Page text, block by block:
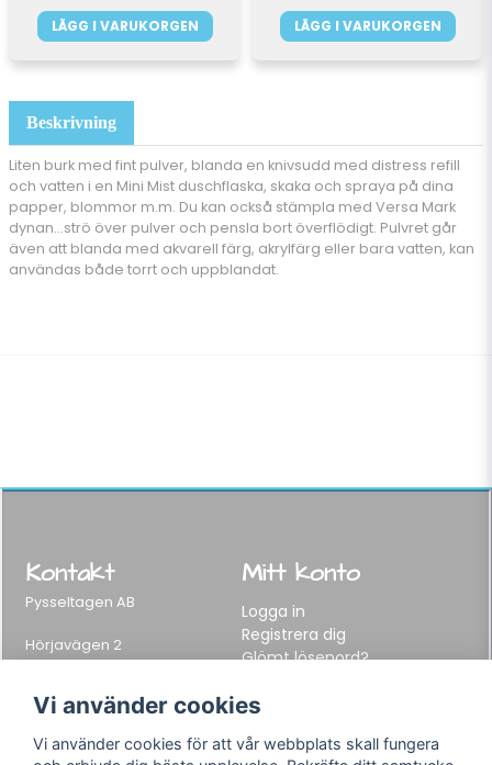
Beskrivning
Liten burk med fint pulver, blanda en knivsudd med distress refill
och vatten i en Mini Mist duschflaska, skaka och spraya på dina
papper, blommor m.m. Du kan också stämpla med Versa Mark
dynan...strö över pulver och pensla bort överflödigt. Pulvret går
även att blanda med akvarell färg, akrylfärg eller bara vatten, kan
användas både torrt och uppblandat.
LÄGG I VARUKORGEN LÄGG I VARUKORGEN
Kontakt
Pysseltagen AB
Hörjavägen 2
282 34 Tyringe, Sweden
E-post:info@pysseltagen.se
Mitt konto
Logga in
Registrera dig
Glömt lösenord?
Vi använder cookies
Vi använder cookies för att vår webbplats skall fungera